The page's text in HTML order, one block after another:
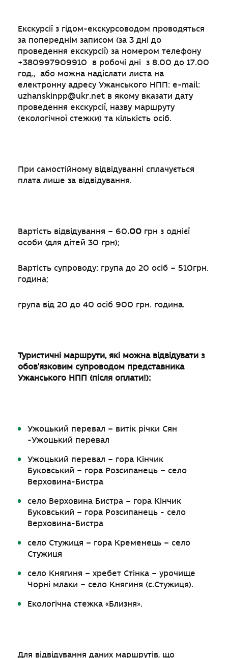
Екскурсії з гідом-екскурсоводом проводяться
за попереднім записом (за 3 дні до
проведення екскурсії) за номером телефону
+380997909910 в робочі дні з 8.00 до 17.00
год., або можна надіслати листа на
електронну адресу Ужанського НПП: e-mail:
uzhanskinpp@ukr.net в якому вказати дату
проведення екскурсії, назву маршруту
(екологічної стежки) та кількість осіб.
При самостійному відвідуванні сплачується
плата лише за відвідування.
Вартість відвідування – 60.00 грн з однієї
особи (для дітей 30 грн);
Вартість супроводу: група до 20 осіб – 510грн.
година;
група від 20 до 40 осіб 900 грн. година.
Туристичні маршрути, які можна відвідувати з
обов'язковим супроводом представника
Ужанського НПП (після оплати!):
Ужоцький перевал – витік річки Сян
-Ужоцький перевал
Ужоцький перевал – гора Кінчик
Буковський – гора Розсипанець – село
Верховина-Бистра
село Верховина Бистра – гора Кінчик
Буковський – гора Розсипанець - село
Верховина-Бистра
село Стужиця – гора Кременець – село
Стужиця
село Княгиня – хребет Стінка – урочище
Чорні млаки – село Княгиня (с.Стужиця).
Екологічна стежка «Близня».
Для відвідування даних маршрутів, що